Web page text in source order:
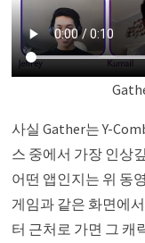
사실 Gather는 Y-
스 중에서 가장 인상
어떤 앱인지는 위 동
게임과 같은 화면에
터 근처로 가면 그 캐